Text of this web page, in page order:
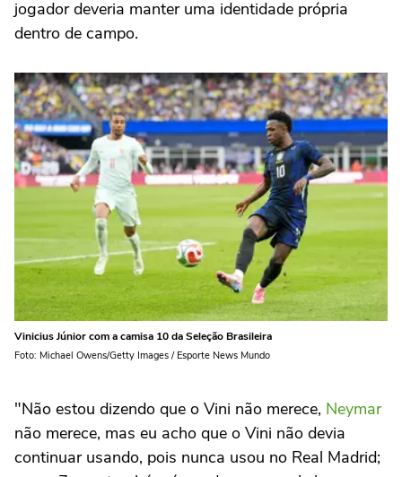
jogador deveria manter uma identidade própria
dentro de campo.
Vinicius Júnior com a camisa 10 da Seleção Brasileira
Foto: Michael Owens/Getty Images / Esporte News Mundo
"Não estou dizendo que o Vini não merece, Neymar
não merece, mas eu acho que o Vini não devia
continuar usando, pois nunca usou no Real Madrid;